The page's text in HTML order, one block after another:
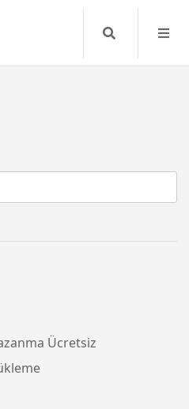
Search
Ücretsiz